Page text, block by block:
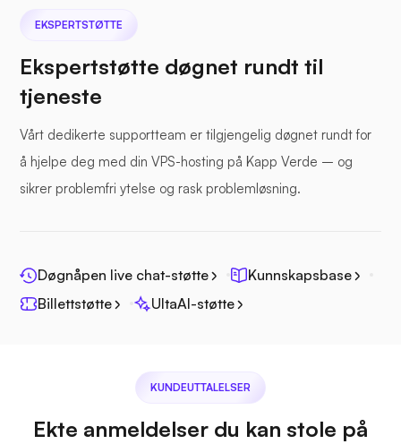
Sjøfil
Jitsi
EKSPERTSTØTTE
Ekspertstøtte døgnet rundt til
tjeneste
Vårt dedikerte supportteam er tilgjengelig døgnet rundt for
å hjelpe deg med din VPS-hosting på Kapp Verde – og
sikrer problemfri ytelse og rask problemløsning.
Døgnåpen live chat-støtte
Kunnskapsbase
Billettstøtte
UltaAI-støtte
KUNDEUTTALELSER
Ekte anmeldelser du kan stole på